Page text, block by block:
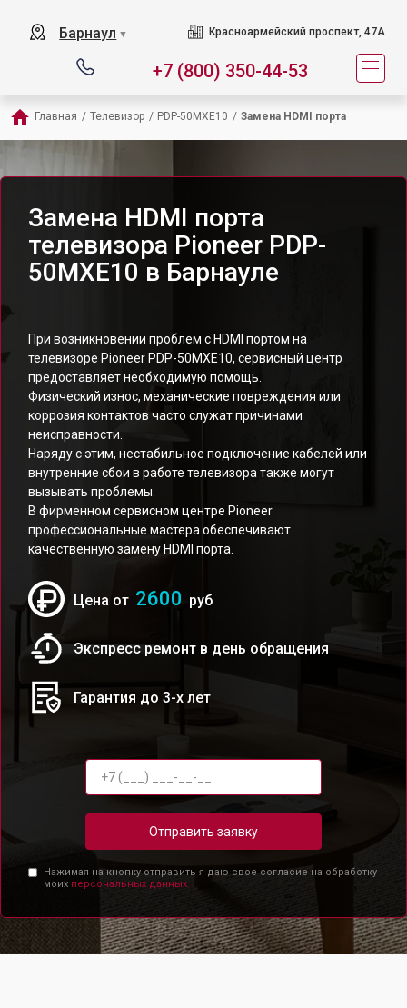
Барнаул ▼ Красноармейский проспект, 47А
+7 (800) 350-44-53
Главная / Телевизор / PDP-50MXE10 / Замена HDMI порта
Замена HDMI порта
телевизора Pioneer PDP-
50MXE10 в Барнауле
При возникновении проблем с HDMI портом на
телевизоре Pioneer PDP-50MXE10, сервисный центр
предоставляет необходимую помощь.
Физический износ, механические повреждения или
коррозия контактов часто служат причинами
неисправности.
Наряду с этим, нестабильное подключение кабелей или
внутренние сбои в работе телевизора также могут
вызывать проблемы.
В фирменном сервисном центре Pioneer
профессиональные мастера обеспечивают
качественную замену HDMI порта.
Цена от 2600 руб
Экспресс ремонт в день обращения
Гарантия до 3-х лет
Отправить заявку
Нажимая на кнопку отправить я даю свое согласие на обработку
моих персональных данных.